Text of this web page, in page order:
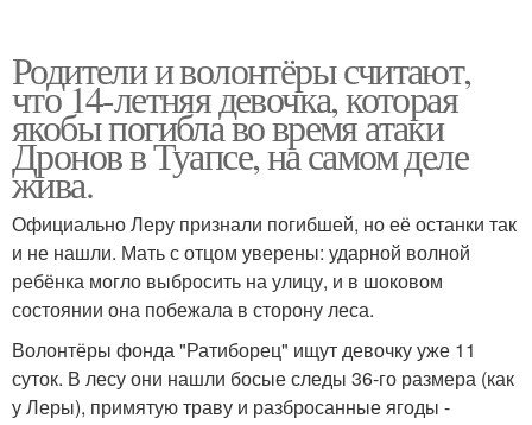
Родители и волонтёры считают,
что 14-летняя девочка, которая
якобы погибла во время атаки
Дронов в Туапсе, на самом деле
жива.
Официально Леру признали погибшей, но её останки так
и не нашли. Мать с отцом уверены: ударной волной
ребёнка могло выбросить на улицу, и в шоковом
состоянии она побежала в сторону леса.
Волонтёры фонда "Ратиборец" ищут девочку уже 11
суток. В лесу они нашли босые следы 36-го размера (как
у Леры), примятую траву и разбросанные ягоды -